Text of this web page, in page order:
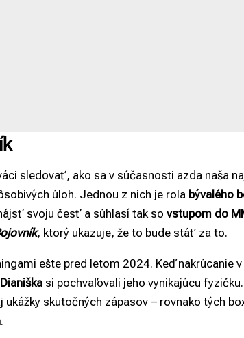
sledovať, ako sa v súčasnosti azda naša
úloh. Jednou z nich je rola bývalého
svoju česť a súhlasí tak so vstupom do
, ktorý ukazuje, že to bude stáť za to.
ešte pred letom 2024. Keď nakrúcanie
si pochvaľovali jeho vynikajúcu
ukážky skutočných zápasov – rovnako tých
.